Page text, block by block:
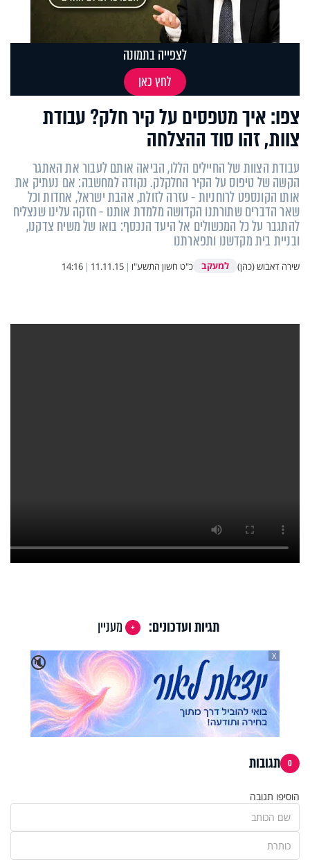
צפו: איך מטפסים על קיר חלק? עבודת
צוות, זהו סוד ההצלחה
עבודת הצוות של החיילים הללו, הביאה אותם לעבור את האתגר
הקשה של טיפוס על הקיר החלקלק. נקודה למחשבה: אם נעתיק את
אותו הקונספט לרוחניות - עזרה לזולת, אהבת ישראל, אחדות וכל
שאר הדברים שתורתנו הקדושה מלמדת אותנו - חזקה עלינו שנצליח
להתגבר על כל המכשולים אל היעד הנכסף: בואו של משיח צדקנו,
ובניית בית מקדשנו ותפארתנו
שירה דאבוש (כהן) למעקב כ"ט חשון התשע"ו |
11.11.15
|
14:16
לצפייה בתמונה
לחץ כאן
תגיות ועדכונים:
מעניין
🔇
X
0 תגובות
הוסיפו תגובה